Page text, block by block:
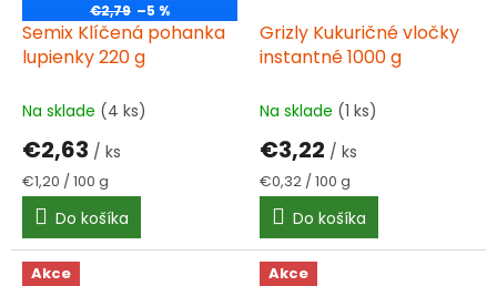
€2,79 –5 %
Semix Klíčená pohanka
lupienky 220 g
Na sklade (4 ks)
€2,63 / ks
Jednotková
cena:
€1,20 / 100 g
Do košíka
Grizly Kukuričné vločky
instantné 1000 g
Na sklade (1 ks)
€3,22 / ks
Jednotková
cena:
€0,32 / 100 g
Do košíka
Akce
Akce